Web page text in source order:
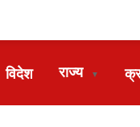
विदेश राज्य ▼